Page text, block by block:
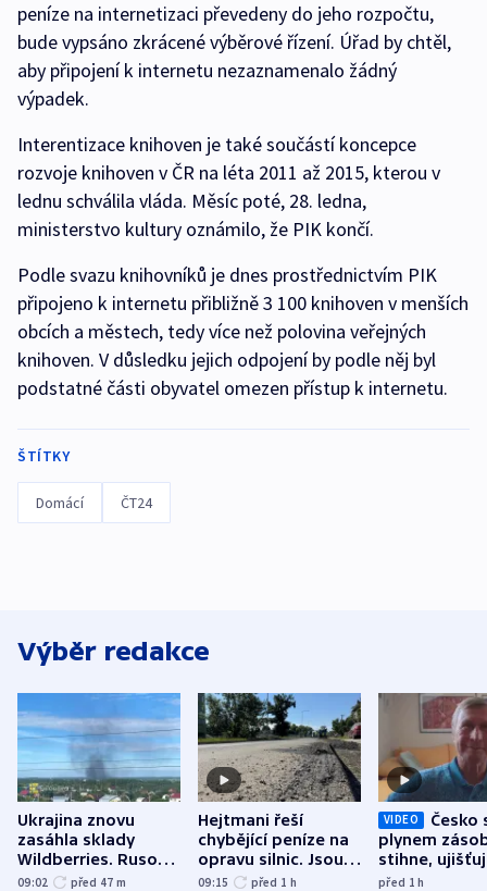
peníze na internetizaci převedeny do jeho rozpočtu,
bude vypsáno zkrácené výběrové řízení. Úřad by chtěl,
aby připojení k internetu nezaznamenalo žádný
výpadek.
Interentizace knihoven je také součástí koncepce
rozvoje knihoven v ČR na léta 2011 až 2015, kterou v
lednu schválila vláda. Měsíc poté, 28. ledna,
ministerstvo kultury oznámilo, že PIK končí.
Podle svazu knihovníků je dnes prostřednictvím PIK
připojeno k internetu přibližně 3 100 knihoven v menších
obcích a městech, tedy více než polovina veřejných
knihoven. V důsledku jejich odpojení by podle něj byl
podstatné části obyvatel omezen přístup k internetu.
ŠTÍTKY
Domácí ČT24
Výběr redakce
Ukrajina znovu
zasáhla sklady
Wildberries. Rusové
útočili v Charkovské
09:02 před 47 m
Hejtmani řeší
chybějící peníze na
opravu silnic. Jsou
nenárokové, namítá
09:15 před 1 h
VIDEO
Česko
plynem
stihne,
expert.
před 1h